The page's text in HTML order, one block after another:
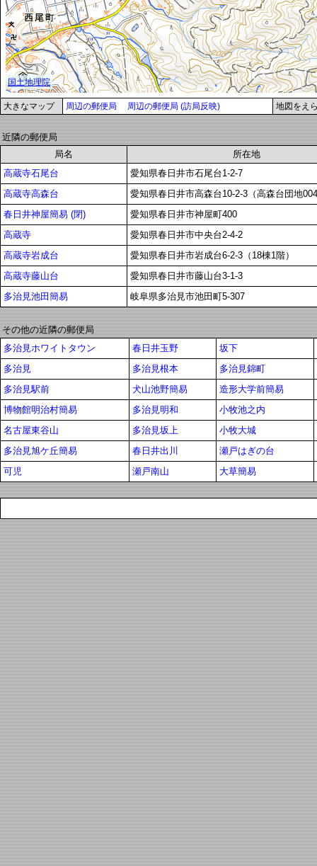
大きなマップ 周辺の郵便局 周辺の郵便局 (訪局反映) 地図をえ
近隣の郵便局
局名
所在地
高蔵寺石尾台
愛知県春日井市石尾台1-2-7
高蔵寺高森台
愛知県春日井市高森台10-2-3（高森台団地
春日井神屋簡易 (閉)
愛知県春日井市神屋町400
高蔵寺
愛知県春日井市中央台2-4-2
高蔵寺岩成台
愛知県春日井市岩成台6-2-3（18棟1階）
高蔵寺藤山台
愛知県春日井市藤山台3-1-3
多治見池田簡易
岐阜県多治見市池田町5-307
その他の近隣の郵便局
多治見ホワイトタウン
春日井玉野
坂下
多治見
多治見根本
多治見錦町
多治見駅前
犬山池野簡易
造形大学前簡易
博物館明治村簡易
多治見明和
小牧池之内
名古屋東谷山
多治見坂上
小牧大城
多治見旭ケ丘簡易
春日井出川
瀬戸はぎの台
可児
瀬戸南山 大草簡易